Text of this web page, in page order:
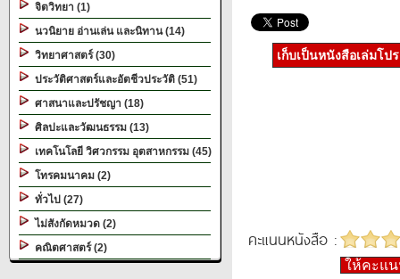
จิตวิทยา (1)
นวนิยาย อ่านเล่น และนิทาน (14)
วิทยาศาสตร์ (30)
ประวัติศาสตร์และอัตชีวประวัติ (51)
ศาสนาและปรัชญา (18)
ศิลปะและวัฒนธรรม (13)
เทคโนโลยี วิศวกรรม อุตสาหกรรม (45)
โทรคมนาคม (2)
ทั่วไป (27)
ไม่สังกัดหมวด (2)
คณิตศาสตร์ (2)
เก็บเป็นหนังสือเล่มโป
คะแนนหนังสือ :
ให้คะแ